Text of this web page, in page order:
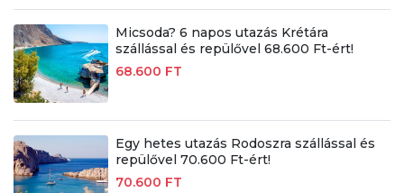
Micsoda? 6 napos utazás Krétára
szállással és repülővel 68.600 Ft-ért!
68.600 FT
Egy hetes utazás Rodoszra szállással és
repülővel 70.600 Ft-ért!
70.600 FT